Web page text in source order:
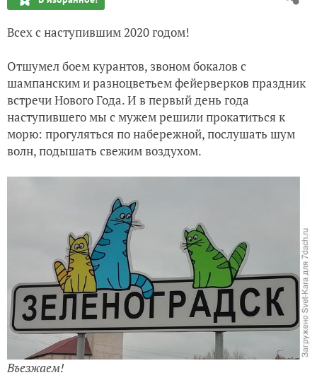
Всех с наступившим 2020 годом!
Отшумел боем курантов, звоном бокалов с
шампанским и разноцветьем фейерверков праздник
встречи Нового Года. И в первый день года
наступившего мы с мужем решили прокатиться к
морю: прогуляться по набережной, послушать шум
волн, подышать свежим воздухом.
Въезжаем!